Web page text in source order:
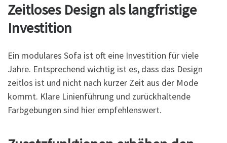
Zeitloses Design als langfristige
Investition
Ein modulares Sofa ist oft eine Investition für viele
Jahre. Entsprechend wichtig ist es, dass das Design
zeitlos ist und nicht nach kurzer Zeit aus der Mode
kommt. Klare Linienführung und zurückhaltende
Farbgebungen sind hier empfehlenswert.